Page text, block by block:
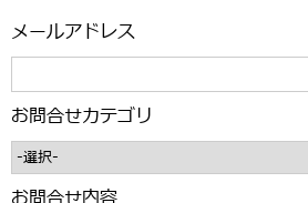
メールアドレス
お問合せカテゴリ